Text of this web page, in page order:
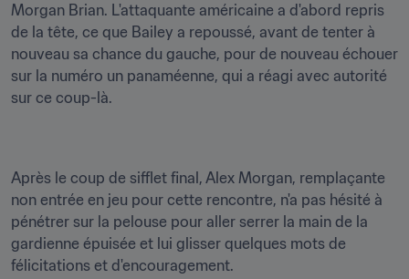
Morgan Brian. L'attaquante américaine a d'abord repris
de la tête, ce que Bailey a repoussé, avant de tenter à
nouveau sa chance du gauche, pour de nouveau échouer
sur la numéro un panaméenne, qui a réagi avec autorité
sur ce coup-là.
Après le coup de sifflet final, Alex Morgan, remplaçante
non entrée en jeu pour cette rencontre, n'a pas hésité à
pénétrer sur la pelouse pour aller serrer la main de la
gardienne épuisée et lui glisser quelques mots de
félicitations et d'encouragement.